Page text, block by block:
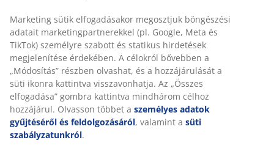
Marketing sütik elfogadásakor megosztjuk böngészési
adatait marketingpartnerekkel (pl. Google, Meta és
TikTok) személyre szabott és statikus hirdetések
megjelenítése érdekében. A célokról bővebben a
„Módosítás” részben olvashat, és a hozzájárulását a
süti ikonra kattintva visszavonhatja. Az „Összes
elfogadása” gombra kattintva mindhárom célhoz
hozzájárul. Olvasson többet a személyes adatok
gyűjtéséről és feldolgozásáról, valamint a süti
szabályzatunkról.